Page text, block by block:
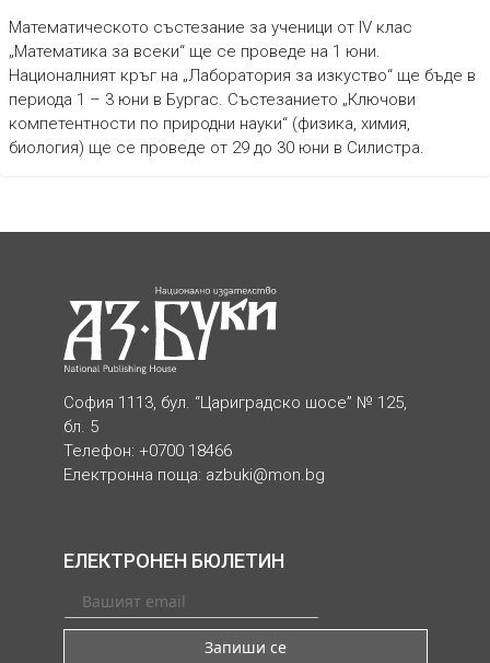
Математическото състезание за ученици от IV клас
„Математика за всеки“ ще се проведе на 1 юни.
Националният кръг на „Лаборатория за изкуство“ ще бъде в
периода 1 – 3 юни в Бургас. Състезанието „Ключови
компетентности по природни науки“ (физика, химия,
биология) ще се проведе от 29 до 30 юни в Силистра.
София 1113, бул. “Цариградско шосе” № 125,
бл. 5
Телефон: +0700 18466
Електронна поща: azbuki@mon.bg
ЕЛЕКТРОНЕН БЮЛЕТИН
Запиши се